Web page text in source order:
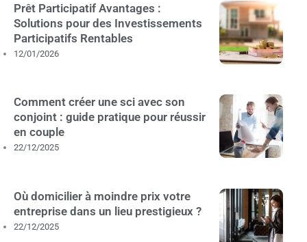
Prêt Participatif Avantages :
Solutions pour des Investissements
Participatifs Rentables
12/01/2026
Comment créer une sci avec son
conjoint : guide pratique pour réussir
en couple
22/12/2025
Où domicilier à moindre prix votre
entreprise dans un lieu prestigieux ?
22/12/2025